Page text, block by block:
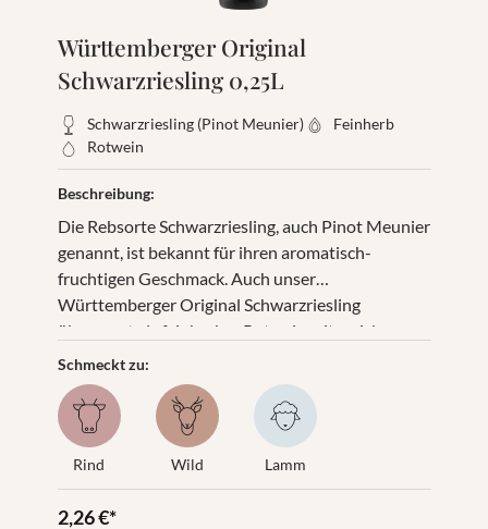
Württemberger Original
Schwarzriesling 0,25L
Schwarzriesling (Pinot Meunier)
Feinherb
Rotwein
Beschreibung:
Die Rebsorte Schwarzriesling, auch Pinot Meunier
genannt, ist bekannt für ihren aromatisch-
fruchtigen Geschmack. Auch unser
Württemberger Original Schwarzriesling
überzeugt als feinherber Rotwein mit weichen
Beeren-Aromen. Am besten bei einer
Trinktemperatur von 16-18 °C serviert.
Schmeckt zu:
Rind Wild Lamm
2,26 €*